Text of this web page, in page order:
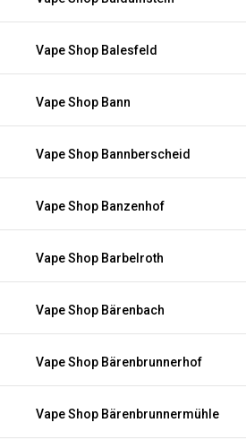
Vape Shop Balesfeld
Vape Shop Bann
Vape Shop Bannberscheid
Vape Shop Banzenhof
Vape Shop Barbelroth
Vape Shop Bärenbach
Vape Shop Bärenbrunnerhof
Vape Shop Bärenbrunnermühle